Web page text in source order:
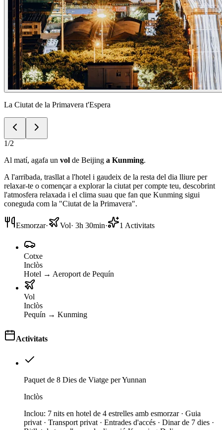
La Ciutat de la Primavera t'Espera
1/2
Al matí, agafa un vol de Beijing a Kunming.
A l'arribada, trasllat a l'hotel i gaudeix de la resta del dia lliure per
relaxar-te o començar a explorar la ciutat per compte teu, descobrint
l'atmosfera relaxada i el clima suau que fan que Kunming sigui
coneguda com la "Ciutat de la Primavera".
Esmorzar· Vol· 3h 30min· 1 Activitats
Cotxe
Inclòs
Hotel → Aeroport de Pequín
Vol
Inclòs
Pequín → Kunming
Activitats
Paquet de 8 Dies de Viatge per Yunnan
Inclòs
Inclou: 7 nits en hotel de 4 estrelles amb esmorzar · Guia
privat · Transport privat · Entrades d'accés · Dinar de 7 dies ·